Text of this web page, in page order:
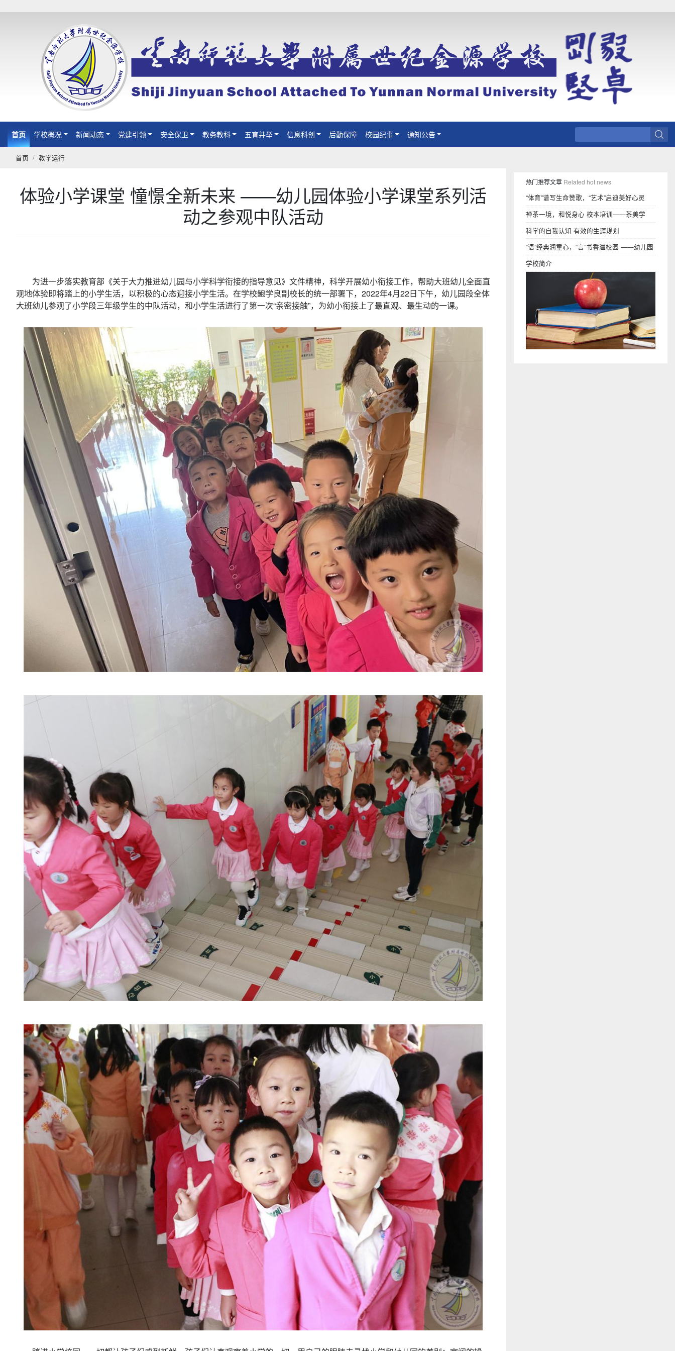
首页(current)
学校概况 新闻动态 党建引领 安全保卫 教务教科 五育并举 信息科创 后勤保障 校园纪事 通知公告
首页 教学运行
体验小学课堂 憧憬全新未来 ——幼儿园体验小学课堂系列活
动之参观中队活动
为进一步落实教育部《关于大力推进幼儿园与小学科学衔接的指导意见》文件精神，科学开展幼小衔接工作，帮助大班幼儿全面直
观地体验即将踏上的小学生活，以积极的心态迎接小学生活。在学校鲍学良副校长的统一部署下，2022年4月22日下午，幼儿园段全体
大班幼儿参观了小学段三年级学生的中队活动，和小学生活进行了第一次“亲密接触”，为幼小衔接上了最直观、最生动的一课。
热门推荐文章 Related hot news
“体育”谱写生命赞歌，“艺术”启迪美好心灵
禅茶一境，和悦身心 校本培训——茶美学
科学的自我认知 有效的生涯规划
“语”经典润童心，“言”书香溢校园 ——幼儿园
段语言教研组
学校简介